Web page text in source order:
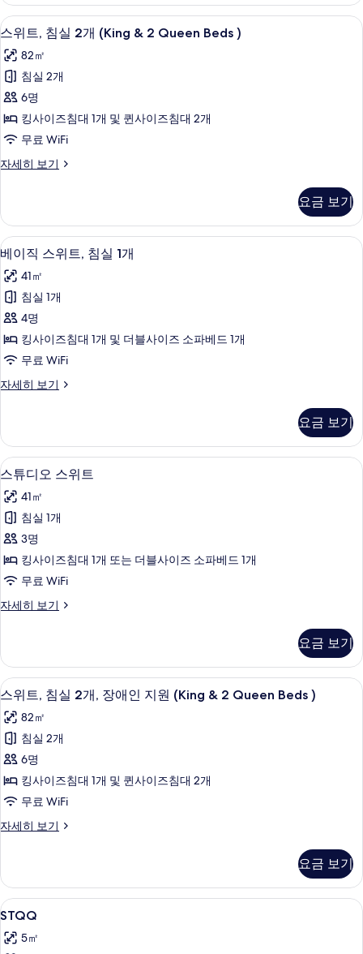
보
기
보
기
러
개)
사
진
모
두
보
기
디
오,
대
(여
러
개)
자
세
히
보
스
위
트,
침
실
2
개
(King
Queen
Beds
)
사
진
모
두
보
기
책상, 암막 커튼, 방음 설비, 다리미/다
6
스위트, 침실 2개 (King & 2 Queen Beds )
82㎡
침실 2개
6명
킹사이즈침대 1개 및 퀸사이즈침대 2개
무료 WiFi
자세히 보기
스
실
개
(King
&
2
Queen
Beds
자
세
히
요금 보기
베
이
직
스
위
트,
실
개
사
진
모
두
보
기
베이직 스위트, 침실 1개 | 책상, 암막
5
베이직 스위트, 침실 1개
41㎡
침실 1개
4명
킹사이즈침대 1개 및 더블사이즈 소파베드 1개
무료 WiFi
자세히 보기
베
위
트,
침
개
자
세
히
보
기
요금 보기
스
튜
디
오
스
위
사
모
두
보
기
책상, 암막 커튼, 방음 설비, 다리미/다
1
스튜디오 스위트
41㎡
침실 1개
3명
킹사이즈침대 1개 또는 더블사이즈 소파베드 1개
무료 WiFi
자세히 보기
스
스
위
트
세
히
보
기
요금 보기
스
위
트,
침
실
2
개,
장
인
지
원
(King
디지털 채널 시청이 가능한 32인치 평면
1
스위트, 침실 2개, 장애인 지원 (King & 2 Queen Beds )
82㎡
침실 2개
6명
킹사이즈침대 1개 및 퀸사이즈침대 2개
무료 WiFi
자세히 보기
스
실
개,
애
요금 보기
STQQ
사
진
책상, 암막 커튼, 방음 설비, 다리미/다
1
STQQ
5㎡